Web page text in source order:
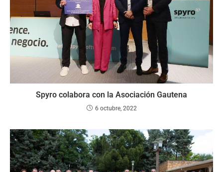
Spyro colabora con la Asociación Gautena
6 octubre, 2022